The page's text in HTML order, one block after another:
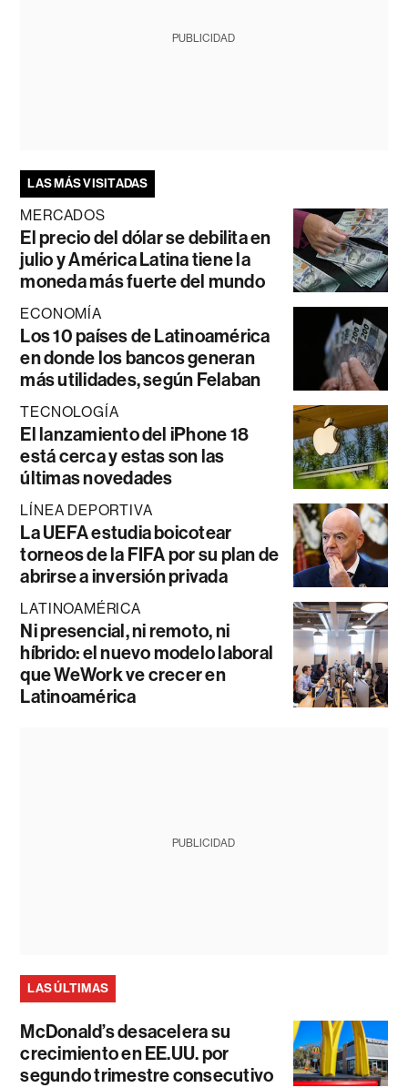
PUBLICIDAD
LAS MÁS VISITADAS
MERCADOS
El precio del dólar se debilita en
julio y América Latina tiene la
moneda más fuerte del mundo
ECONOMÍA
Los 10 países de Latinoamérica
en donde los bancos generan
más utilidades, según Felaban
TECNOLOGÍA
El lanzamiento del iPhone 18
está cerca y estas son las
últimas novedades
LÍNEA DEPORTIVA
La UEFA estudia boicotear
torneos de la FIFA por su plan de
abrirse a inversión privada
LATINOAMÉRICA
Ni presencial, ni remoto, ni
híbrido: el nuevo modelo laboral
que WeWork ve crecer en
Latinoamérica
PUBLICIDAD
LAS ÚLTIMAS
McDonald’s desacelera su
crecimiento en EE.UU. por
segundo trimestre consecutivo